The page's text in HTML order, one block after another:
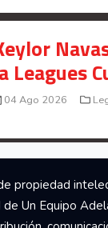
Leagues
04 Ago 2026
propiedad
Un Equipo